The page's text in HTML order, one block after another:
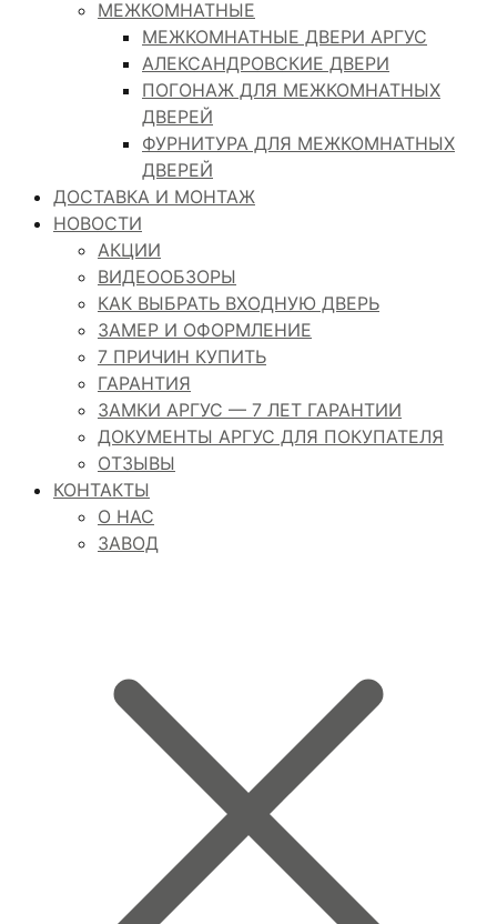
МЕЖКОМНАТНЫЕ
МЕЖКОМНАТНЫЕ ДВЕРИ АРГУС
АЛЕКСАНДРОВСКИЕ ДВЕРИ
ПОГОНАЖ ДЛЯ МЕЖКОМНАТНЫХ
ДВЕРЕЙ
ФУРНИТУРА ДЛЯ МЕЖКОМНАТНЫХ
ДВЕРЕЙ
ДОСТАВКА И МОНТАЖ
НОВОСТИ
АКЦИИ
ВИДЕООБЗОРЫ
КАК ВЫБРАТЬ ВХОДНУЮ ДВЕРЬ
ЗАМЕР И ОФОРМЛЕНИЕ
7 ПРИЧИН КУПИТЬ
ГАРАНТИЯ
ЗАМКИ АРГУС — 7 ЛЕТ ГАРАНТИИ
ДОКУМЕНТЫ АРГУС ДЛЯ ПОКУПАТЕЛЯ
ОТЗЫВЫ
КОНТАКТЫ
О НАС
ЗАВОД